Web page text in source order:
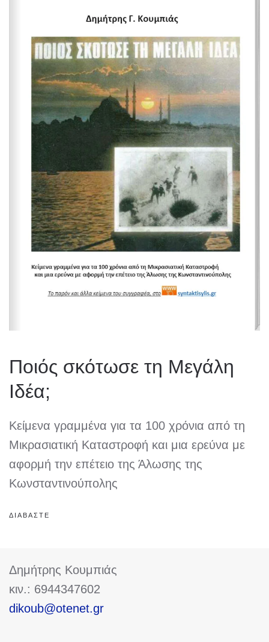
Ποιός σκότωσε τη Μεγάλη
Ιδέα;
Κείμενα γραμμένα για τα 100 χρόνια από τη
Μικρασιατική Καταστροφή και μια ερεύνα με
αφορμή την επέτειο της Άλωσης της
Κωνσταντινούπολης
ΔΙΑΒΑΣΤΕ
Δημήτρης Κουμπιάς
κιν.: 6944347602
dikoub@otenet.gr